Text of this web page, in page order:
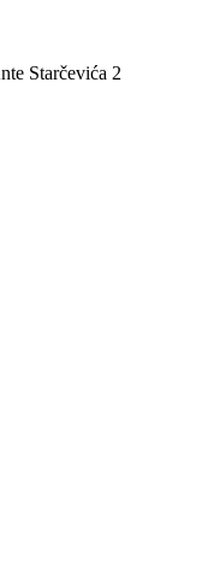
Starčevića 2